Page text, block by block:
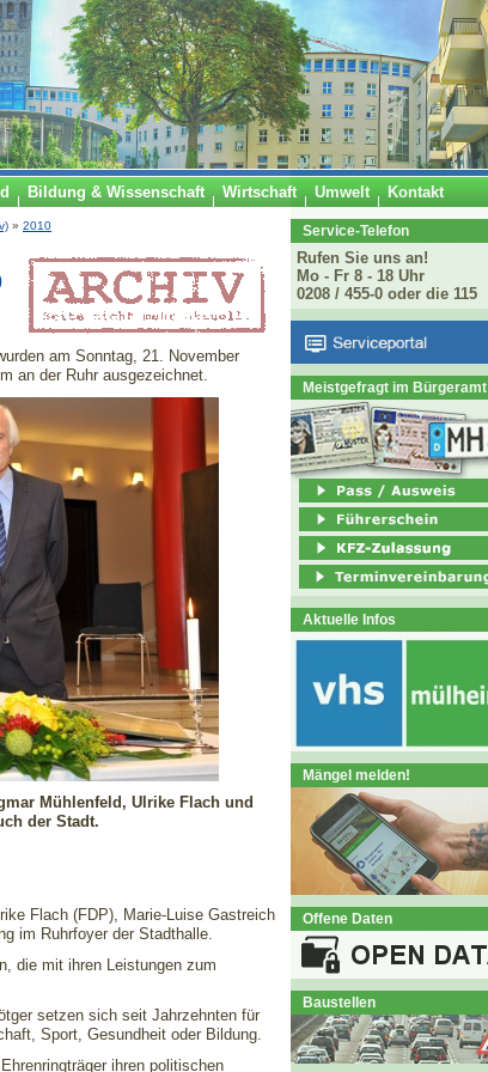
Bildung & Wissenschaft Wirtschaft Umwelt Kontakt
» 2010
am Sonntag, 21. November
an der Ruhr ausgezeichnet.
Mühlenfeld, Ulrike Flach und
der Stadt.
Flach (FDP), Marie-Luise Gastreich
im Ruhrfoyer der Stadthalle.
die mit ihren Leistungen zum
setzen sich seit Jahrzehnten für
Sport, Gesundheit oder Bildung.
ihren politischen
Service-Telefon
Rufen Sie uns an!
Mo - Fr 8 - 18 Uhr
0208 / 455-0 oder die 115
Meistgefragt im Bürgeramt
Aktuelle Infos
Mängel melden!
Offene Daten
Baustellen